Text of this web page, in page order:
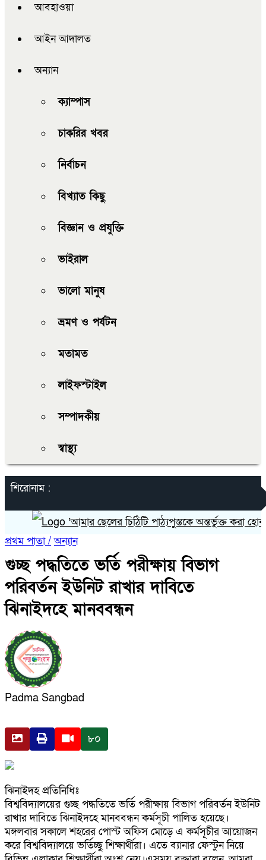
আবহাওয়া
আইন আদালত
অন্যান
ক্যাম্পাস
চাকরির খবর
নির্বাচন
বিখ্যাত কিছু
বিজ্ঞান ও প্রযুক্তি
ভাইরাল
ভালো মানুষ
ভ্রমণ ও পর্যটন
মতামত
লাইফস্টাইল
সম্পাদকীয়
স্বাস্থ্য
শিরোনাম :
‘আমার ছেলের চিঠিটি পাঠ্যপুস্তকে অন্তর্ভুক্ত করা হোক’
প্রথম পাতা / অন্যান
গুচ্ছ পদ্ধতিতে ভর্তি পরীক্ষায় বিভাগ
পরিবর্তন ইউনিট রাখার দাবিতে
ঝিনাইদহে মানববন্ধন
Padma Sangbad
৮০
ঝিনাইদহ প্রতিনিধিঃ
বিশ্ববিদ্যালয়ের গুচ্ছ পদ্ধতিতে ভর্তি পরীক্ষায় বিভাগ পরিবর্তন ইউনিট
রাখার দাবিতে ঝিনাইদহে মানববন্ধন কর্মসূচী পালিত হয়েছে।
মঙ্গলবার সকালে শহরের পোস্ট অফিস মোড়ে এ কর্মসূচীর আয়োজন
করে বিশ্ববিদ্যালয়ে ভর্তিচ্ছু শিক্ষার্থীরা। এতে ব্যানার ফেস্টুন নিয়ে